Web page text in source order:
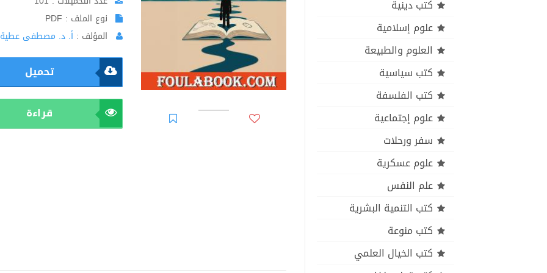
كتب دينية
علوم إسلامية
العلوم والطبيعة
كتب سياسية
كتب الفلسفة
علوم إجتماعية
سفر ورحلات
علوم عسكرية
علم النفس
كتب التنمية البشرية
كتب منوعة
كتب الخيال العلمي
نوع الملف : PDF
المؤلف : أ. د. مصطفى
تحميل
قراءة